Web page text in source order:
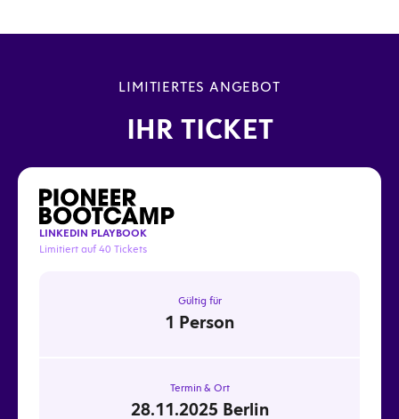
wir das Gelernte direkt in die Praxis um: Gemeinsam
zum Austausch und Networking in entspannter
LIMITIERTES ANGEBOT
IHR TICKET
LINKEDIN PLAYBOOK
Limitiert auf 40 Tickets
Gültig für
1 Person
Termin & Ort
28.11.2025 Berlin